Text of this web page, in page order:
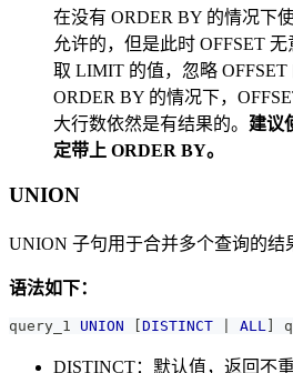
在没有 ORDER BY 的情况下
允许的，但是此时 OFFSET
取 LIMIT 的值，忽略
ORDER BY 的情况下，
大行数依然是有结果的。 建议
定带上 ORDER BY。
UNION
UNION 子句用于合并多个查询的结
语法如下：
query_1 UNION [DISTINCT ALL ]
DISTINCT：默认值，返回不